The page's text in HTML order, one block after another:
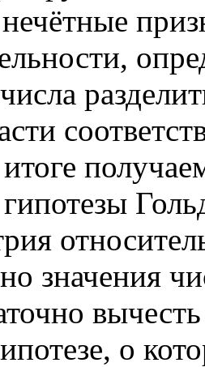
итоге
значения
о